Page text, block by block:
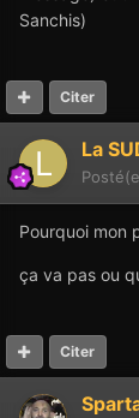
Sanchis)
Citer
La
Pourquoi mon
ça va pas ou
Citer